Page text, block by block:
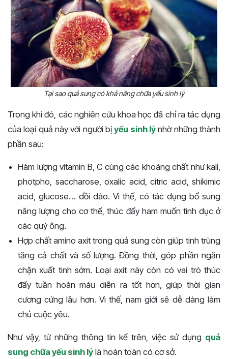
Tại sao quả sung có khả năng chữa yếu sinh lý
Trong khi đó, các nghiên cứu khoa học đã chỉ ra tác dụng
của loại quả này với người bịyếu sinh lý nhờ những thành
phần sau:
Hàm lượng vitamin B, C cùng các khoáng chất như kali,
photpho, saccharose, oxalic acid, citric acid, shikimic
acid, glucose… dồi dào. Vì thế, có tác dụng bổ sung
năng lượng cho cơ thể, thúc đẩy ham muốn tình dục ở
các quý ông.
Hợp chất amino axit trong quả sung còn giúp tinh trùng
tăng cả chất và số lượng. Đồng thời, góp phần ngăn
chặn xuất tinh sớm. Loại axit này còn có vai trò thúc
đẩy tuần hoàn máu diễn ra tốt hơn, giúp thời gian
cương cứng lâu hơn. Vì thế, nam giới sẽ dễ dàng làm
chủ cuộc yêu.
Như vậy, từ những thông tin kể trên, việc sử dụng quả
sung chữa yếu sinh lý là hoàn toàn có cơ sở.